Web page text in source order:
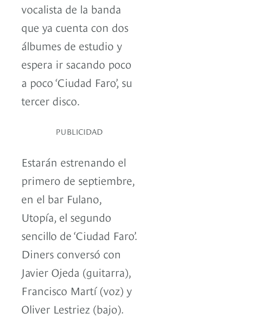
vocalista de la banda
que ya cuenta con dos
álbumes de estudio y
espera ir sacando poco
a poco ‘Ciudad Faro’, su
tercer disco.
PUBLICIDAD
Estarán estrenando el
primero de septiembre,
en el bar Fulano,
Utopía, el segundo
sencillo de ‘Ciudad Faro’.
Diners conversó con
Javier Ojeda (guitarra),
Francisco Martí (voz) y
Oliver Lestriez (bajo).